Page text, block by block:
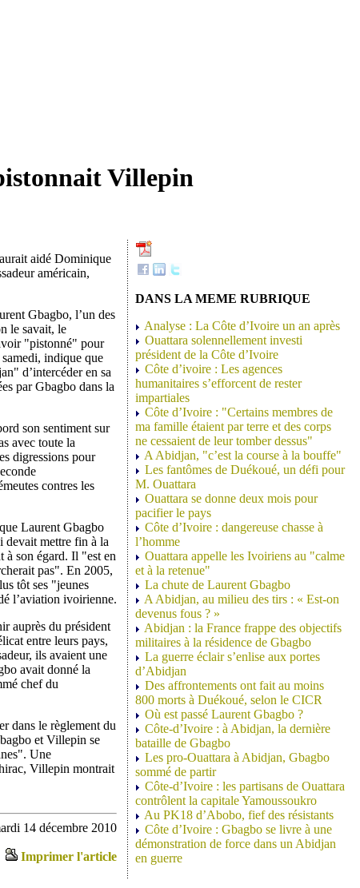
Villepin
aidé Dominique
américain,
Gbagbo, l’un des
le savait, le
"pistonné" pour
indique que
d’intercéder en sa
par Gbagbo dans la
son sentiment sur
avec toute la
digressions pour
contres les
Laurent Gbagbo
devait mettre fin à la
à son égard. Il "est en
pas". En 2005,
tôt ses "jeunes
l’aviation ivoirienne.
auprès du président
entre leurs pays,
ils avaient une
avait donné la
chef du
dans le règlement du
et Villepin se
Une
Villepin montrait
14 décembre 2010
Imprimer l'article
DANS LA MEME RUBRIQUE
Analyse : La Côte d’Ivoire un an après
Ouattara solennellement investi
président de la Côte d’Ivoire
Côte d’ivoire : Les agences
humanitaires s’efforcent de rester
impartiales
Côte d’Ivoire : "Certains membres de
ma famille étaient par terre et des corps
ne cessaient de leur tomber dessus"
A Abidjan, "c’est la course à la bouffe"
Les fantômes de Duékoué, un défi pour
M. Ouattara
Ouattara se donne deux mois pour
pacifier le pays
Côte d’Ivoire : dangereuse chasse à
l’homme
Ouattara appelle les Ivoiriens au "calme
et à la retenue"
La chute de Laurent Gbagbo
A Abidjan, au milieu des tirs : « Est-on
devenus fous ? »
Abidjan : la France frappe des objectifs
militaires à la résidence de Gbagbo
La guerre éclair s’enlise aux portes
d’Abidjan
Des affrontements ont fait au moins
800 morts à Duékoué, selon le CICR
Où est passé Laurent Gbagbo ?
Côte-d’Ivoire : à Abidjan, la dernière
bataille de Gbagbo
Les pro-Ouattara à Abidjan, Gbagbo
sommé de partir
Côte-d’Ivoire : les partisans de Ouattara
contrôlent la capitale Yamoussoukro
Au PK18 d’Abobo, fief des résistants
Côte d’Ivoire : Gbagbo se livre à une
démonstration de force dans un Abidjan
en guerre